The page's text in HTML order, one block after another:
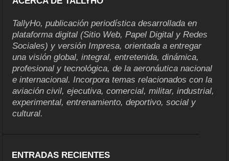
TallyHo, publicación periodística desarrollada en
plataforma digital (Sitio Web, Papel Digital y Redes
Sociales) y versión Impresa, orientada a entregar
una visión global, integral, entretenida, dinámica,
profesional y tecnológica, de la aeronáutica nacional
e internacional. Incorpora temas relacionados con la
aviación civil, ejecutiva, comercial, militar, industrial,
experimental, entrenamiento, deportivo, social y
cultural.
ENTRADAS RECIENTES